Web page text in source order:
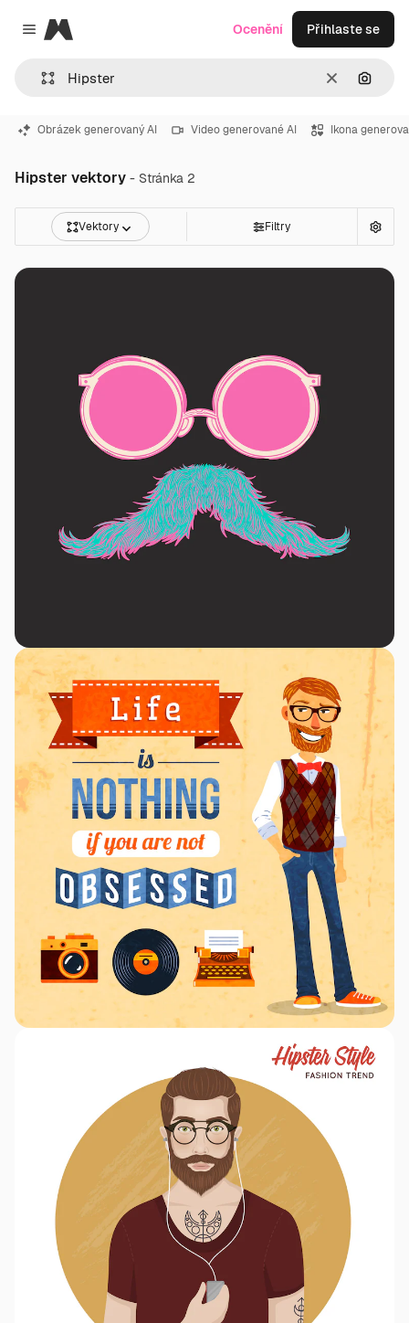
Close menu
Magnific
ZrušitHledat
Ocenění Přihlaste se
Obrázek generovaný AI Video generované AI Ikona
Hipster vektory - Stránka 2
Vektory Filtry